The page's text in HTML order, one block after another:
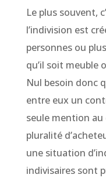
Le plus souvent,
l’indivision est
personnes ou
qu’il soit meuble
Nul besoin donc
entre eux un
seule mention au
pluralité
une situation
indivisaires sont